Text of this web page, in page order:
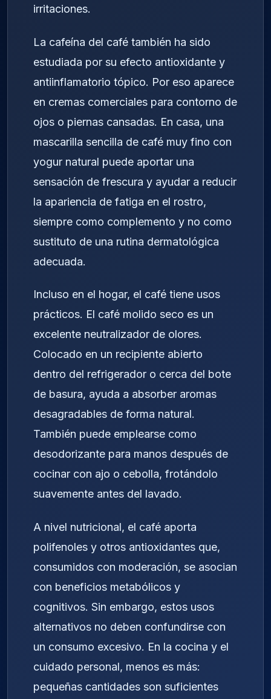
irritaciones.
La cafeína del café también ha sido
estudiada por su efecto antioxidante y
antiinflamatorio tópico. Por eso aparece
en cremas comerciales para contorno de
ojos o piernas cansadas. En casa, una
mascarilla sencilla de café muy fino con
yogur natural puede aportar una
sensación de frescura y ayudar a reducir
la apariencia de fatiga en el rostro,
siempre como complemento y no como
sustituto de una rutina dermatológica
adecuada.
Incluso en el hogar, el café tiene usos
prácticos. El café molido seco es un
excelente neutralizador de olores.
Colocado en un recipiente abierto
dentro del refrigerador o cerca del bote
de basura, ayuda a absorber aromas
desagradables de forma natural.
También puede emplearse como
desodorizante para manos después de
cocinar con ajo o cebolla, frotándolo
suavemente antes del lavado.
A nivel nutricional, el café aporta
polifenoles y otros antioxidantes que,
consumidos con moderación, se asocian
con beneficios metabólicos y
cognitivos. Sin embargo, estos usos
alternativos no deben confundirse con
un consumo excesivo. En la cocina y el
cuidado personal, menos es más:
pequeñas cantidades son suficientes